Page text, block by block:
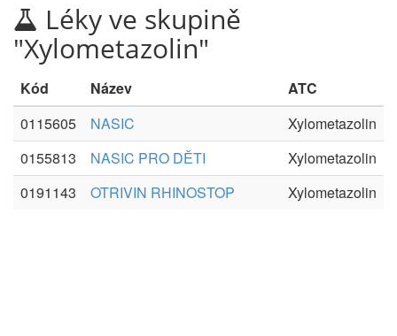
Léky ve skupině
"Xylometazolin"
Kód Název
ATC
0115605
NASIC
Xylometazolin
0155813
NASIC PRO DĚTI
Xylometazolin
0191143
OTRIVIN RHINOSTOP Xylometazolin